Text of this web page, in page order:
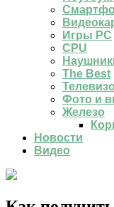
Игры PC
CPU
The Best
Фото и
Железо
Новости
Видео